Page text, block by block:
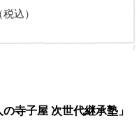
込）
寺子屋 次世代継承塾」